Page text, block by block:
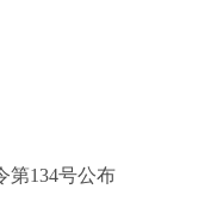
第134号公布